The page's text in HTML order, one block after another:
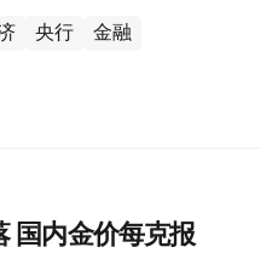
央行 金融
国内金价每克报